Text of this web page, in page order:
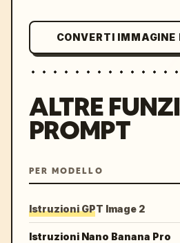
CONVERTI IMMAGINE
ALTRE
PROMPT
PER MODELLO
Istruzioni GPT Image 2
Istruzioni Nano Banana Pro